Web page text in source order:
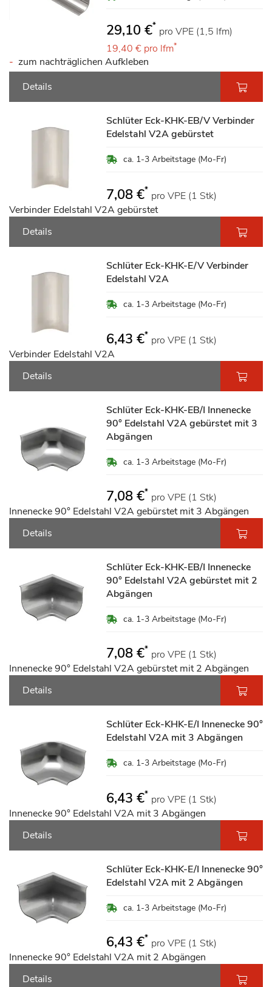
29,10 €* pro VPE (1,5 lfm)
19,40 € pro lfm*
zum nachträglichen Aufkleben
Details
Schlüter Eck-KHK-EB/V Verbinder
Edelstahl V2A gebürstet
ca. 1-3 Arbeitstage (Mo-Fr)
7,08 €* pro VPE (1 Stk)
Verbinder Edelstahl V2A gebürstet
Details
Schlüter Eck-KHK-E/V Verbinder
Edelstahl V2A
ca. 1-3 Arbeitstage (Mo-Fr)
6,43 €* pro VPE (1 Stk)
Verbinder Edelstahl V2A
Details
Schlüter Eck-KHK-EB/I Innenecke
90° Edelstahl V2A gebürstet mit 3
Abgängen
ca. 1-3 Arbeitstage (Mo-Fr)
7,08 €* pro VPE (1 Stk)
Innenecke 90° Edelstahl V2A gebürstet mit 3 Abgängen
Details
Schlüter Eck-KHK-EB/I Innenecke
90° Edelstahl V2A gebürstet mit 2
Abgängen
ca. 1-3 Arbeitstage (Mo-Fr)
7,08 €* pro VPE (1 Stk)
Innenecke 90° Edelstahl V2A gebürstet mit 2 Abgängen
Details
Schlüter Eck-KHK-E/I Innenecke 90°
Edelstahl V2A mit 3 Abgängen
ca. 1-3 Arbeitstage (Mo-Fr)
6,43 €* pro VPE (1 Stk)
Innenecke 90° Edelstahl V2A mit 3 Abgängen
Details
Schlüter Eck-KHK-E/I Innenecke 90°
Edelstahl V2A mit 2 Abgängen
ca. 1-3 Arbeitstage (Mo-Fr)
6,43 €* pro VPE (1 Stk)
Innenecke 90° Edelstahl V2A mit 2 Abgängen
Details